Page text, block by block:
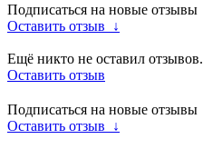
Подписаться на новые отзывы
Оставить отзыв
↓
Ещё никто не оставил отзывов.
Оставить отзыв
Подписаться на новые отзывы
Оставить отзыв
↓